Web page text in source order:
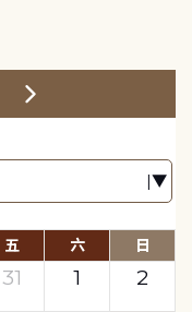
五 六 日
31 1
2